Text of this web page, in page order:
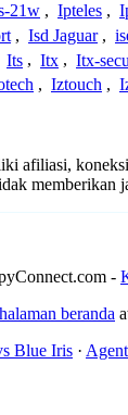
21w , Ipteles ,
, Isd Jaguar ,
Its , Itx , Itx-
, Iztouch ,
afiliasi,
memberikan
-
beranda
Blue Iris ·